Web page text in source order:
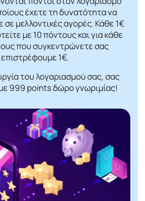
έχετε τη δυνατότητα να
μελλοντικές αγορές. Κάθε 1€
με 10 πόντους και για κάθε
που συγκεντρώνετε σας
επιστρέφουμε 1€.
του λογαριασμού σας, σας
999 points δώρο γνωριμίας!